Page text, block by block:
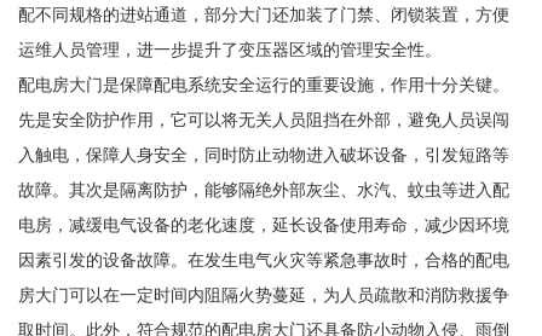
配不同规格的进站通道，部分大门还加装了门禁、闭锁装置，方便
运维人员管理，进一步提升了变压器区域的管理安全性。
配电房大门是保障配电系统安全运行的重要设施，作用十分关键。
先是安全防护作用，它可以将无关人员阻挡在外部，避免人员误闯
入触电，保障人身安全，同时防止动物进入破坏设备，引发短路等
故障。其次是隔离防护，能够隔绝外部灰尘、水汽、蚊虫等进入配
电房，减缓电气设备的老化速度，延长设备使用寿命，减少因环境
因素引发的设备故障。在发生电气火灾等紧急事故时，合格的配电
房大门可以在一定时间内阻隔火势蔓延，为人员疏散和消防救援争
取时间。此外，符合规范的配电房大门还具备防小动物入侵、雨倒